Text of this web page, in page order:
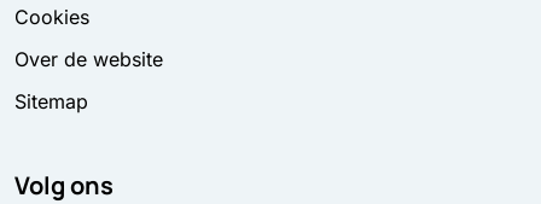
Cookies
Over de website
Sitemap
Volg ons